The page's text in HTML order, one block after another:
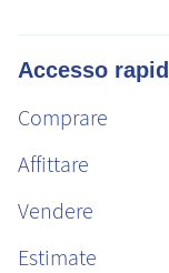
Accesso
Comprare
Affittare
Vendere
Estimate